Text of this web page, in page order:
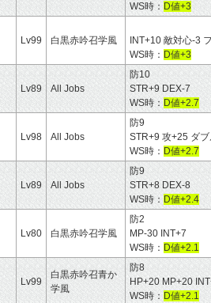
WS時： D値+3
Lv99 白黒赤吟召学風
INT+10 敵対心-3
WS時： D値+3
Lv89 All Jobs
防10
STR+9 DEX-7
WS時： D値+2.7
Lv98 All Jobs
防9
STR+9 攻+25 ダ
WS時： D値+2.7
Lv89 All Jobs
防9
STR+8 DEX-8
WS時： D値+2.4
Lv80 白黒赤吟召学風
防2
MP-30 INT+7
WS時： D値+2.1
Lv99
白黒赤吟召青か
学風
防8
HP+20 MP+20
WS時： D値+2.1